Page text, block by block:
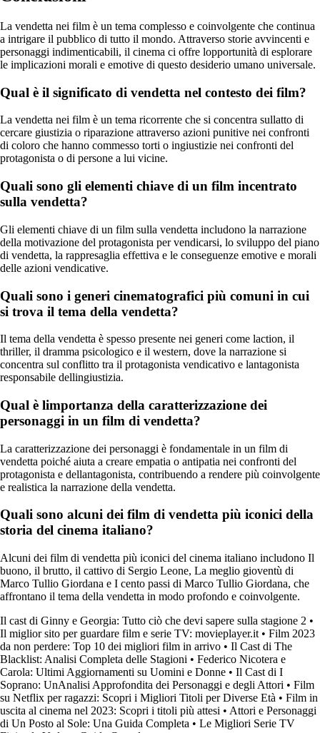
La vendetta nei film è un tema complesso e coinvolgente che continua
a intrigare il pubblico di tutto il mondo. Attraverso storie avvincenti e
personaggi indimenticabili, il cinema ci offre lopportunità di esplorare
le implicazioni morali e emotive di questo desiderio umano universale.
Qual è il significato di vendetta nel contesto dei film?
La vendetta nei film è un tema ricorrente che si concentra sullatto di
cercare giustizia o riparazione attraverso azioni punitive nei confronti
di coloro che hanno commesso torti o ingiustizie nei confronti del
protagonista o di persone a lui vicine.
Quali sono gli elementi chiave di un film incentrato
sulla vendetta?
Gli elementi chiave di un film sulla vendetta includono la narrazione
della motivazione del protagonista per vendicarsi, lo sviluppo del piano
di vendetta, la rappresaglia effettiva e le conseguenze emotive e morali
delle azioni vendicative.
Quali sono i generi cinematografici più comuni in cui
si trova il tema della vendetta?
Il tema della vendetta è spesso presente nei generi come laction, il
thriller, il dramma psicologico e il western, dove la narrazione si
concentra sul conflitto tra il protagonista vendicativo e lantagonista
responsabile dellingiustizia.
Qual è limportanza della caratterizzazione dei
personaggi in un film di vendetta?
La caratterizzazione dei personaggi è fondamentale in un film di
vendetta poiché aiuta a creare empatia o antipatia nei confronti del
protagonista e dellantagonista, contribuendo a rendere più coinvolgente
e realistica la narrazione della vendetta.
Quali sono alcuni dei film di vendetta più iconici della
storia del cinema italiano?
Alcuni dei film di vendetta più iconici del cinema italiano includono Il
buono, il brutto, il cattivo di Sergio Leone, La meglio gioventù di
Marco Tullio Giordana e I cento passi di Marco Tullio Giordana, che
affrontano il tema della vendetta in modo profondo e coinvolgente.
Il cast di Ginny e Georgia: Tutto ciò che devi sapere sulla stagione 2 •
Il miglior sito per guardare film e serie TV: movieplayer.it • Film 2023
da non perdere: Top 10 dei migliori film in arrivo • Il Cast di The
Blacklist: Analisi Completa delle Stagioni • Federico Nicotera e
Carola: Ultimi Aggiornamenti su Uomini e Donne • Il Cast di I
Soprano: UnAnalisi Approfondita dei Personaggi e degli Attori • Film
su Netflix per ragazzi: Scopri i Migliori Titoli per Diverse Età • Film in
uscita al cinema nel 2023: Scopri i titoli più attesi • Attori e Personaggi
di Un Posto al Sole: Una Guida Completa • Le Migliori Serie TV